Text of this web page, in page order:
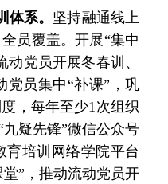
系。 坚持融通线上
员覆盖。开展“集中
党员开展冬春训、
党员集中“补课”，巩
，每年至少1次组织
疑先锋”微信公众号
育培训网络学院平台
”，推动流动党员开